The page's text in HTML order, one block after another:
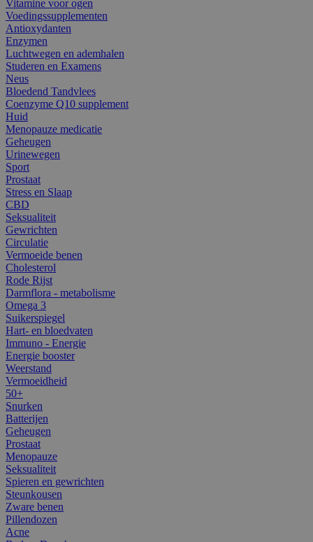
Vitamine voor ogen
Voedingssupplementen
Antioxydanten
Enzymen
Luchtwegen en ademhalen
Studeren en Examens
Neus
Bloedend Tandvlees
Coenzyme Q10 supplement
Huid
Menopauze medicatie
Geheugen
Urinewegen
Sport
Prostaat
Stress en Slaap
CBD
Seksualiteit
Gewrichten
Circulatie
Vermoeide benen
Cholesterol
Rode Rijst
Darmflora - metabolisme
Omega 3
Suikerspiegel
Hart- en bloedvaten
Immuno - Energie
Energie booster
Weerstand
Vermoeidheid
50+
Snurken
Batterijen
Geheugen
Prostaat
Menopauze
Seksualiteit
Spieren en gewrichten
Steunkousen
Zware benen
Pillendozen
Acne